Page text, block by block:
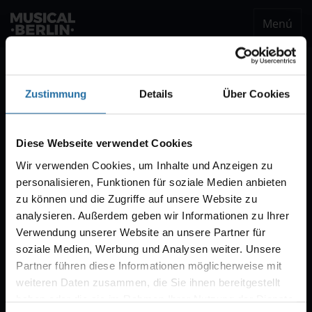
Zustimmung Details Über Cookies
Diese Webseite verwendet Cookies
Wir verwenden Cookies, um Inhalte und Anzeigen zu
personalisieren, Funktionen für soziale Medien anbieten
zu können und die Zugriffe auf unsere Website zu
analysieren. Außerdem geben wir Informationen zu Ihrer
Verwendung unserer Website an unsere Partner für
soziale Medien, Werbung und Analysen weiter. Unsere
Partner führen diese Informationen möglicherweise mit
weiteren Daten zusammen, die Sie ihnen bereitgestellt
haben oder die sie im Rahmen Ihrer Nutzung der Dienste
Menú
Estaremos encantados de enviarle un correo
entradas para "CABARET – Das Berlin-Musical".
Por regla general, la venta comienza con diez
semanas de antelación.